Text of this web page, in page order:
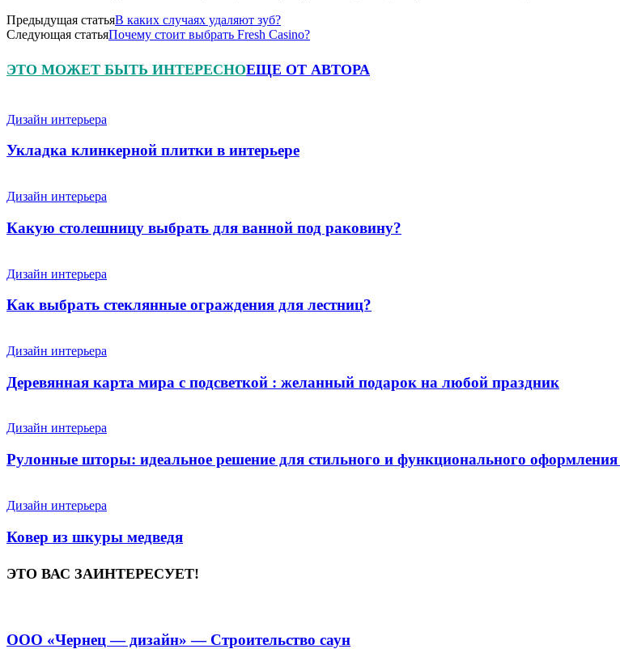
Предыдущая статьяВ каких случаях удаляют зуб?
Следующая статьяПочему стоит выбрать Fresh Casino?
ЭТО МОЖЕТ БЫТЬ ИНТЕРЕСНОЕЩЕ ОТ АВТОРА
Дизайн интерьера
Укладка клинкерной плитки в интерьере
Дизайн интерьера
Какую столешницу выбрать для ванной под раковину?
Дизайн интерьера
Как выбрать стеклянные ограждения для лестниц?
Дизайн интерьера
Деревянная карта мира с подсветкой : желанный подарок на любой праздник
Дизайн интерьера
Рулонные шторы: идеальное решение для стильного и функционального
Дизайн интерьера
Ковер из шкуры медведя
ЭТО ВАС ЗАИНТЕРЕСУЕТ!
ООО «Чернец — дизайн» — Строительство саун